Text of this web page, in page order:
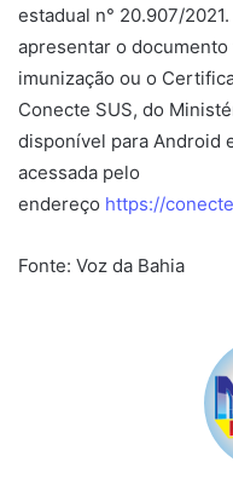
estadual n° 20.907/
apresentar o
imunização ou o
Conecte SUS, do
disponível para Android
acessada pelo
endereço https://
Fonte: Voz da Bahia